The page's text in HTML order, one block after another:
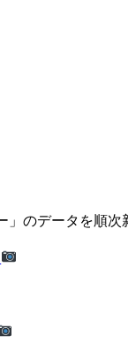
のデータを順次